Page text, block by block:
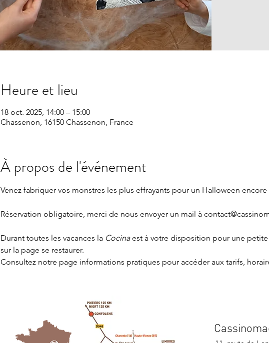
Heure et lieu
18 oct. 2025, 14:00 – 15:00
Chassenon, 16150 Chassenon, France
À propos de l'événement
Venez fabriquer vos monstres les plus effrayants pour un Halloween
Réservation obligatoire, merci de nous envoyer un mail à
Durant toutes les vacances la Cocina est à votre disposition pour une
sur la page se restaurer.
Consultez notre page informations pratiques pour accéder aux tarifs,